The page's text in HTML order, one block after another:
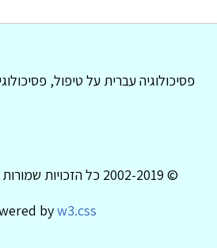
פסיכולוגיה עברית על טיפול,
© 2002-2019 כל הזכויות שמורות לפסיכולוגיה עברית
byw3.css